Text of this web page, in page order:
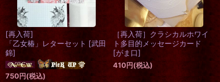
[再入荷]
「乙女椿」レターセット [武田
錦]
750円(税込)
［再入荷］クラシカルホワイ
ト多目的メッセージカード
[がま口]
410円(税込)